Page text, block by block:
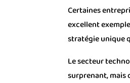
Certaines
excellent
stratégie unique
Le secteur
surprenant, mais